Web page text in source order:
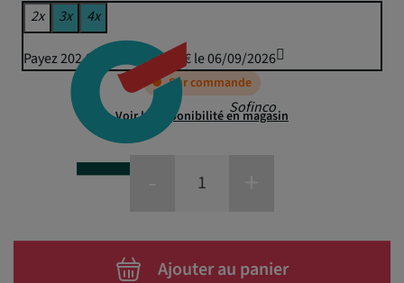
Sofinco
2x 3x 4x
Payez 202,93 € puis 199,50 € le 06/09/2026
Sur commande
Voir la disponibilité en magasin
Ajouter au panier